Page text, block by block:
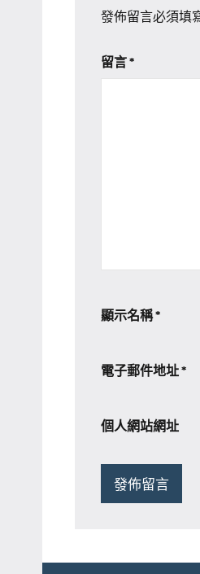
發佈留言必須填
留言*
顯示名稱*
電子郵件地址*
個人網站網址